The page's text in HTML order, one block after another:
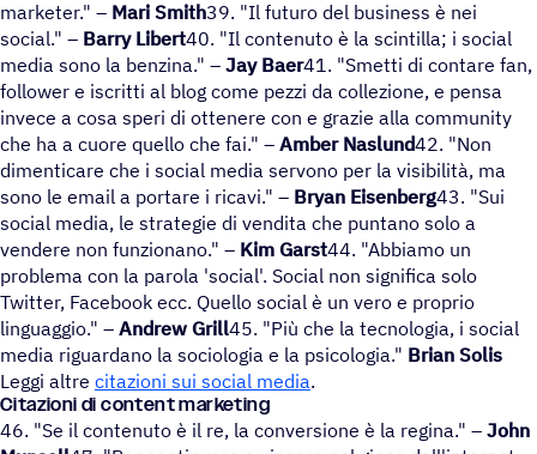
marketer." – Mari Smith39. "Il futuro del business è nei
social." – Barry Libert40. "Il contenuto è la scintilla; i social
media sono la benzina." – Jay Baer41. "Smetti di contare fan,
follower e iscritti al blog come pezzi da collezione, e pensa
invece a cosa speri di ottenere con e grazie alla community
che ha a cuore quello che fai." – Amber Naslund42. "Non
dimenticare che i social media servono per la visibilità, ma
sono le email a portare i ricavi." – Bryan Eisenberg43. "Sui
social media, le strategie di vendita che puntano solo a
vendere non funzionano." – Kim Garst44. "Abbiamo un
problema con la parola 'social'. Social non significa solo
Twitter, Facebook ecc. Quello social è un vero e proprio
linguaggio." – Andrew Grill45. "Più che la tecnologia, i social
media riguardano la sociologia e la psicologia." Brian Solis
Leggi altre citazioni sui social media.
Citazioni di content marketing
46. "Se il contenuto è il re, la conversione è la regina." – John